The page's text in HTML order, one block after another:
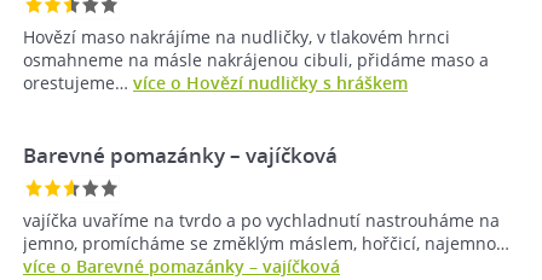
Hovězí maso nakrájíme na nudličky, v tlakovém hrnci
osmahneme na másle nakrájenou cibuli, přidáme maso a
orestujeme… více o Hovězí nudličky s hráškem
Barevné pomazánky – vajíčková
vajíčka uvaříme na tvrdo a po vychladnutí nastrouháme na
jemno, promícháme se změklým máslem, hořčicí, najemno…
více o Barevné pomazánky – vajíčková